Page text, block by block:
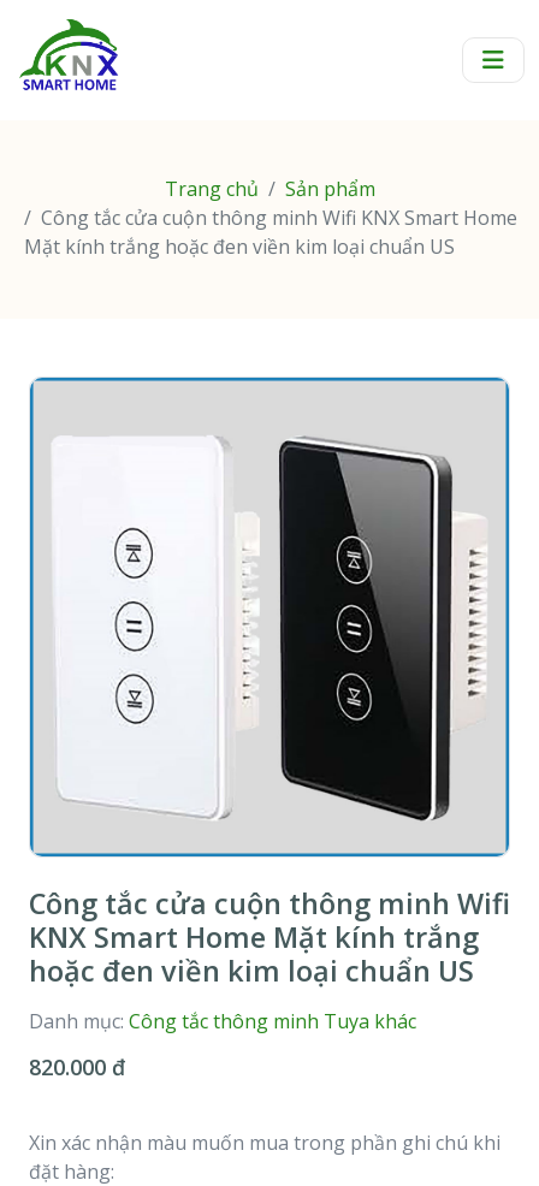
Trang chủ
Sản phẩm
Công tắc cửa cuộn thông minh Wifi KNX Smart Home
Mặt kính trắng hoặc đen viền kim loại chuẩn US
Công tắc cửa cuộn thông minh Wifi
KNX Smart Home Mặt kính trắng
hoặc đen viền kim loại chuẩn US
Danh mục: Công tắc thông minh Tuya khác
820.000 đ
Xin xác nhận màu muốn mua trong phần ghi chú khi
đặt hàng: